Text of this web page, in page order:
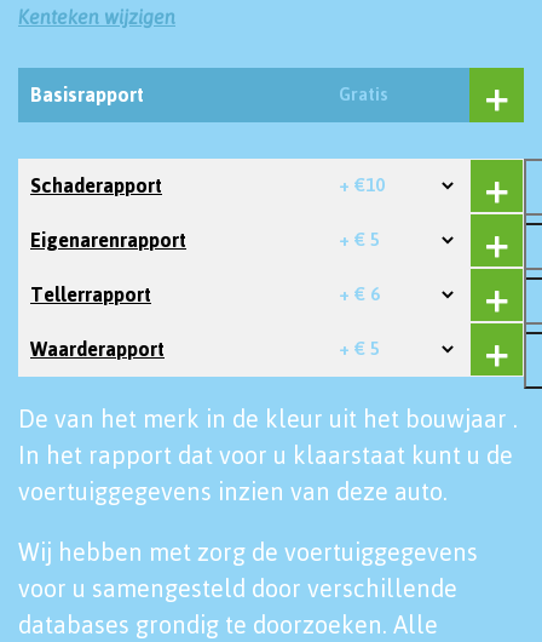
Kenteken wijzigen
Basisrapport Gratis
Schaderapport + €10
Eigenarenrapport + € 5
Tellerrapport + € 6
Waarderapport + € 5
De van het merk in de kleur uit het bouwjaar .
In het rapport dat voor u klaarstaat kunt u de
voertuiggegevens inzien van deze auto.
Wij hebben met zorg de voertuiggegevens
voor u samengesteld door verschillende
databases grondig te doorzoeken. Alle